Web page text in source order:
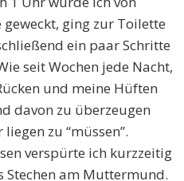
geweckt, ging zur Toilette
ein paar Schritte
seit Wochen jede Nacht,
und meine Hüften
davon zu überzeugen
zu “müssen”.
verspürte ich kurzzeitig
Stechen am Muttermund.